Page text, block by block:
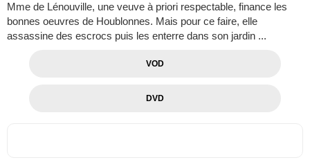
Mme de Lénouville, une veuve à priori respectable, finance les
bonnes oeuvres de Houblonnes. Mais pour ce faire, elle
assassine des escrocs puis les enterre dans son jardin ...
VOD
DVD